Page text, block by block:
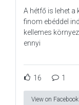
A hétfő is lehet a
finom ebéddel
kellemes
ennyi
16 1
View on Facebook